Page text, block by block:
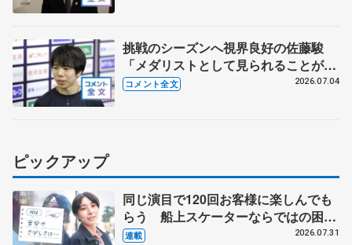
挑戦のシーズンへ視界良好の佐藤駿
「メダリストとして見られることが自
信につながる」【全日本シニア強化合
コメント全文 2026.07.04
ピックアップ
同じ演目で120回お客様に楽しんでも
らう 船上スケーターならではの困難
とは 影響あったPIW前キャプテン松
連載 2026.07.31